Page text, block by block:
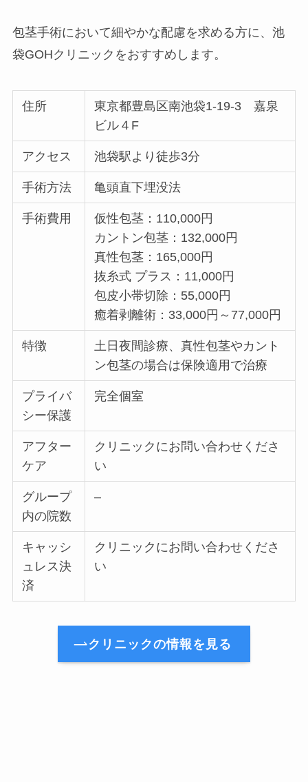
包茎手術において細やかな配慮を求める方に、池
袋GOHクリニックをおすすめします。
住所
東京都豊島区南池袋1-19-3 嘉泉
ビル４F
アクセス 池袋駅より徒歩3分
手術方法 亀頭直下埋没法
手術費用
仮性包茎：110,000円
カントン包茎：132,000円
真性包茎：165,000円
抜糸式 プラス：11,000円
包皮小帯切除：55,000円
癒着剥離術：33,000円～77,000円
特徴
土日夜間診療、真性包茎やカント
ン包茎の場合は保険適用で治療
プライバ
シー保護
完全個室
アフター
ケア
クリニックにお問い合わせくださ
い
グループ
内の院数
–
キャッシ
ュレス決
済
クリニックにお問い合わせくださ
い
クリニックの情報を見る